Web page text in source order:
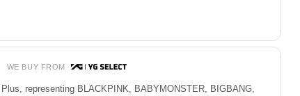
WE BUY FROM
representing BLACKPINK, BABYMONSTER, BIGBANG,